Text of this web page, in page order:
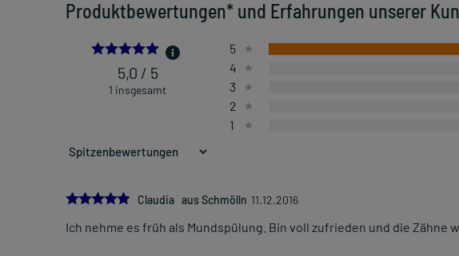
Produktbewertungen* und Erfahrungen unserer
5.0
5,0 / 5
1 insgesamt
5
4
3
2
1
5.0
Claudia aus Schmölln 11.12.2016
Ich nehme es früh als Mundspülung. Bin voll zufrieden und die Zähne